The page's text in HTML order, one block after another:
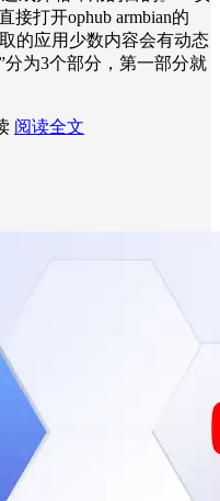
接打开ophub armbian的
的应用少数内容会有动态
分为3个部分，第一部分就
阅读全文